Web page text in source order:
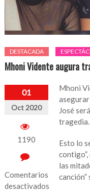
DESTACADA
Mhoni Vidente augura
01
Oct 2020
1190
Comentarios
desactivados
Mhoni
José
tragedia.
Esto lo
las
canción”